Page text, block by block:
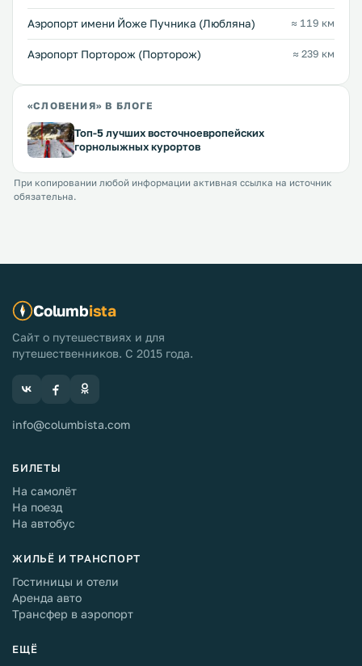
Аэропорт имени Йоже Пучника (Любляна) ≈ 119 км
Аэропорт Порторож (Порторож) ≈ 239 км
«СЛОВЕНИЯ» В БЛОГЕ
Топ-5 лучших восточноевропейских
горнолыжных курортов
При копировании любой информации активная ссылка на источник
обязательна.
Columbista
Сайт о путешествиях и для
путешественников. С 2015 года.
info@columbista.com
БИЛЕТЫ
На самолёт
На поезд
На автобус
ЖИЛЬЁ И ТРАНСПОРТ
Гостиницы и отели
Аренда авто
Трансфер в аэропорт
ЕЩЁ